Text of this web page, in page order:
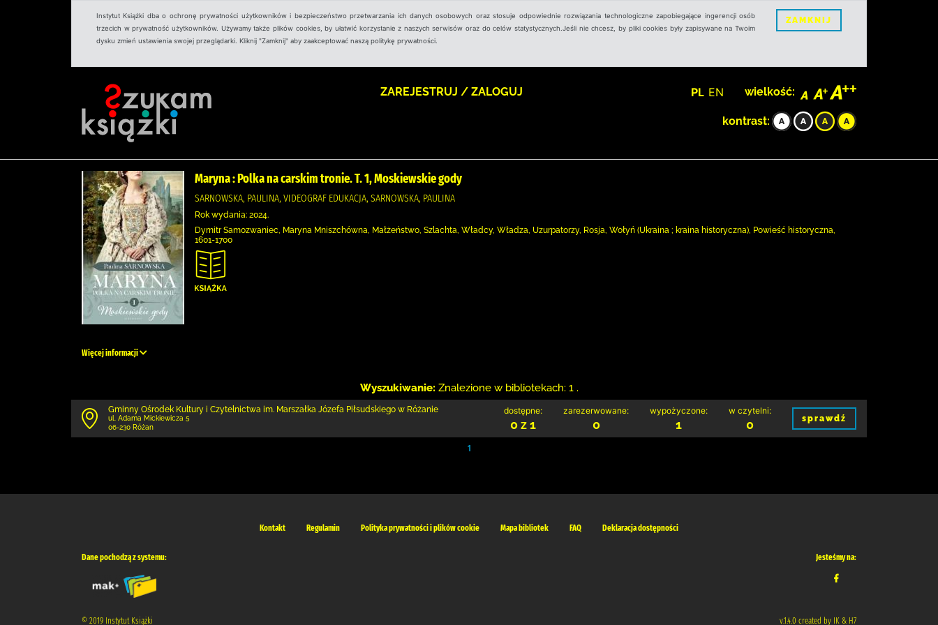
Instytut Książki dba o ochronę prywatności użytkowników i bezpieczeństwo przetwarzania ich danych osobowych oraz stosuje odpowiednie rozwiązania technologiczne zapobiegające ingerencji osób
trzecich w prywatność użytkowników. Używamy także plików cookies, by ułatwić korzystanie z naszych serwisów oraz do celów statystycznych.Jeśli nie chcesz, by pliki cookies były zapisywane na Twoim
dysku zmień ustawienia swojej przeglądarki. Kliknij "Zamknij" aby zaakceptować naszą politykę prywatności.
ZAMKNIJ
ZAREJESTRUJ / ZALOGUJ PL EN wielkość:
kontrast:
Maryna : Polka na carskim tronie. T. 1, Moskiewskie gody
SARNOWSKA, PAULINA, VIDEOGRAF EDUKACJA, SARNOWSKA, PAULINA
Rok wydania: 2024.
Dymitr Samozwaniec, Maryna Mniszchówna, Małżeństwo, Szlachta, Władcy, Władza, Uzurpatorzy, Rosja, Wołyń (Ukraina ; kraina historyczna), Powieść historyczna,
1601-1700
Więcej informacji
Wyszukiwanie: Znalezione w bibliotekach: 1 .
Gminny Ośrodek Kultury i Czytelnictwa im. Marszałka Józefa Piłsudskiego w Różanie
ul. Adama Mickiewicza 5
06-230 Różan
dostępne:
0 z 1
zarezerwowane:
0
wypożyczone:
1
w czytelni:
0 sprawdź
1
Kontakt Regulamin Polityka prywatności i plików cookie Mapa bibliotek FAQ Deklaracja dostępności
Dane pochodzą z systemu: Jesteśmy na:
© 2019 Instytut Książki v.1.4.0 created by IK & H7